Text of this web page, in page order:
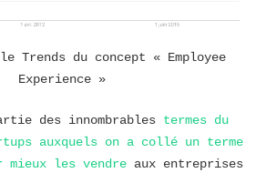
Trends du concept « Employee
Experience »
des innombrables termes du
auxquels on a collé un terme
mieux les vendre aux entreprises